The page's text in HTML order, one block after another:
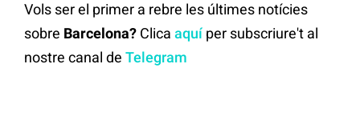
Vols ser el primer a rebre les últimes notícies
sobre Barcelona? Clica aquíper subscriure't al
nostre canal de Telegram